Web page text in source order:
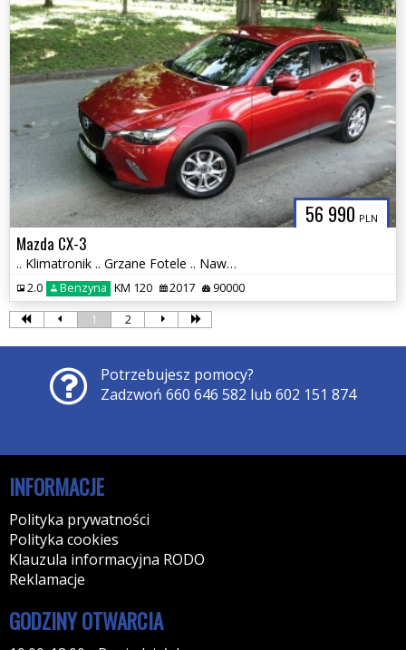
56 990 PLN
Mazda CX-3
.. Klimatronik .. Grzane Fotele .. Nawigacja .. Czujniki parkowania .
2.0 Benzyna KM 120 2017 90000
1 2
Potrzebujesz pomocy?
Zadzwoń 660 646 582 lub 602 151 874
INFORMACJE
Polityka prywatności
Polityka cookies
Klauzula informacyjna RODO
Reklamacje
GODZINY OTWARCIA